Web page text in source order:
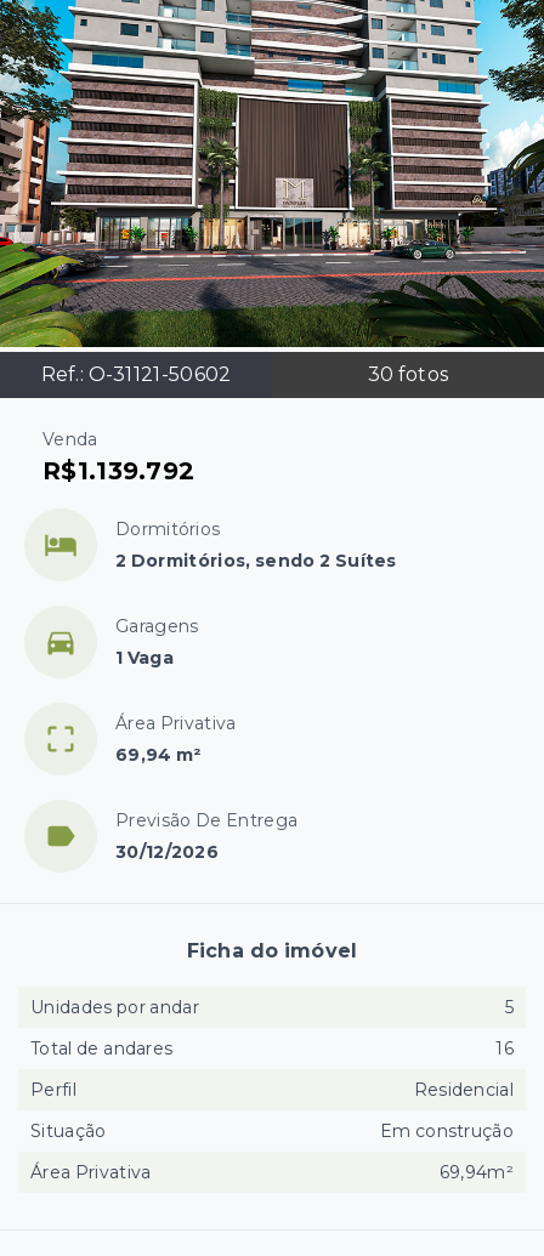
Ref.: O-31121-50602 30 fotos
Venda
R$1.139.792
Dormitórios
2 Dormitórios, sendo 2 Suítes
Garagens
1 Vaga
Área Privativa
69,94 m²
Previsão De Entrega
30/12/2026
Ficha do imóvel
Unidades por andar
5
Total de andares
16
Perfil
Residencial
Situação
Em construção
Área Privativa
69,94m²